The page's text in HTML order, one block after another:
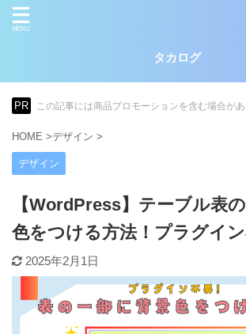
タカログ
PR この記事には商品プロモーションを含む場合があ
HOME >デザイン >
デザイン
【WordPress】テーブル表
色をつける方法！プラグイ
2025年2月1日